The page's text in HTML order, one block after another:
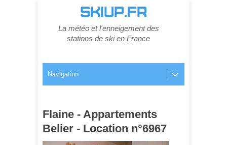
SKIUP.FR
La météo et l'enneigement des
stations de ski en France
Navigation
Flaine - Appartements
Belier - Location n°6967